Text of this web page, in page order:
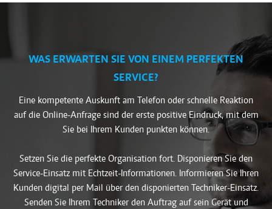
WAS ERWARTEN SIE VON EINEM PERFEKTEN
SERVICE?
Eine kompetente Auskunft am Telefon oder schnelle Reaktion
auf die Online-Anfrage sind der erste positive Eindruck, mit dem
Sie bei Ihrem Kunden punkten können.
Setzen Sie die perfekte Organisation fort. Disponieren Sie den
Service-Einsatz mit Echtzeit-Informationen. Informieren Sie Ihren
Kunden digital per Mail über den disponierten Techniker-Einsatz.
Senden Sie Ihrem Techniker den Auftrag auf sein Gerät und